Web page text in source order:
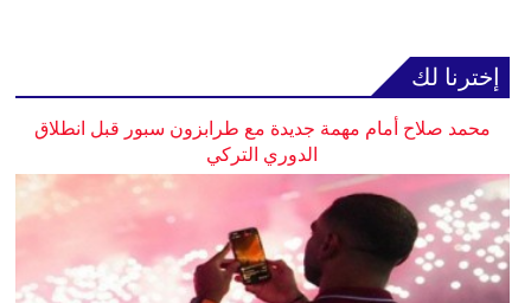
إخترنا لك
محمد صلاح أمام مهمة جديدة مع طرابزون سبور قبل انطلاق
الدوري التركي